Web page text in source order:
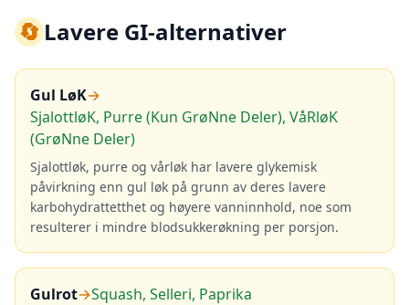
🔄Lavere GI-alternativer
Gul LøK→
SjalottløK, Purre (Kun GrøNne Deler), VåRløK
(GrøNne Deler)
Sjalottløk, purre og vårløk har lavere glykemisk
påvirkning enn gul løk på grunn av deres lavere
karbohydrattetthet og høyere vanninnhold, noe som
resulterer i mindre blodsukkerøkning per porsjon.
Gulrot→Squash, Selleri, Paprika